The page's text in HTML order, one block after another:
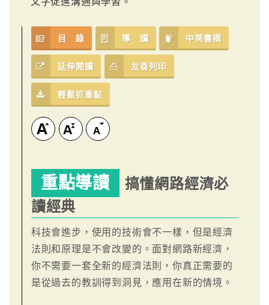
目 錄 導 讀 中英書摘
延伸閱讀 友善列印
輕鬆抓重點
重點導讀
搞懂網路經濟必
讀經典
科技會進步，使用的技術會不一樣，但是經濟
法則和原理是不會改變的。面對網路新經濟，
你不需要一套全新的經濟法則，你真正需要的
是從過去的教訓得到洞見，應用在新的情境。